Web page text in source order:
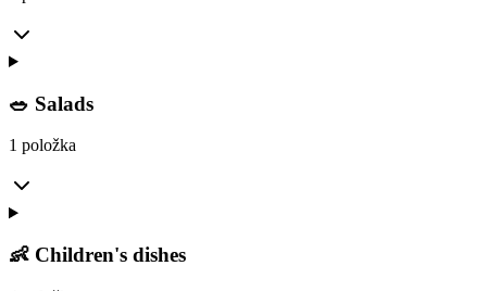
🥗 Salads
1 položka
👶 Children's dishes